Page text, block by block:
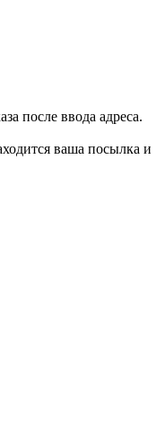
после ввода адреса.
ваша посылка и